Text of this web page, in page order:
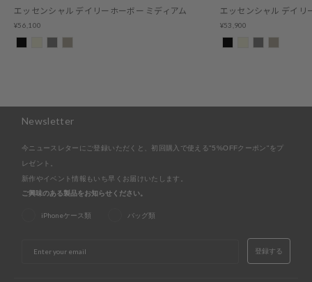
エッセンシャル デイリーホーボー ミディアム
¥56,100
エッセンシャル デイリ
¥53,900
Newsletter
今ニュースレターにご登録いただくと、初回購入で使える"5%OFFクーポン"をプ
レゼント。
新作やイベント情報もいち早くお届けいたします。
ご興味のある製品をお知らせください。
iPhoneケース類 バッグ類
登録する